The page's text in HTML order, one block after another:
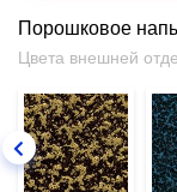
Порошковое
Цвета внешней